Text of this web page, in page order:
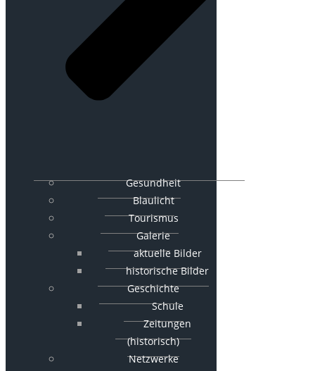
Gesundheit
Blaulicht
Tourismus
Galerie
aktuelle Bilder
historische Bilder
Geschichte
Schule
Zeitungen
(historisch)
Netzwerke